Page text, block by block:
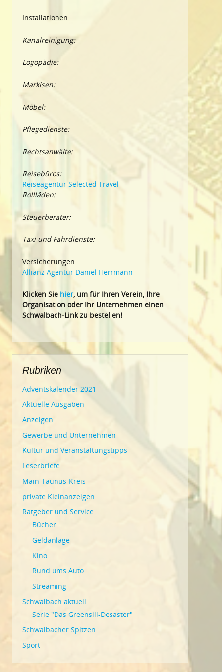
Installationen:
Kanalreinigung:
Logopädie:
Markisen:
Möbel:
Pflegedienste:
Rechtsanwälte:
Reisebüros:
Reiseagentur Selected Travel
Rollläden:
Steuerberater:
Taxi und Fahrdienste:
Versicherungen:
Allianz Agentur Daniel Herrmann
Klicken Sie hier, um für Ihren Verein, Ihre
Organisation oder Ihr Unternehmen einen
Schwalbach-Link zu bestellen!
Rubriken
Adventskalender 2021
Aktuelle Ausgaben
Anzeigen
Gewerbe und Unternehmen
Kultur und Veranstaltungstipps
Leserbriefe
Main-Taunus-Kreis
private Kleinanzeigen
Ratgeber und Service
Bücher
Geldanlage
Kino
Rund ums Auto
Streaming
Schwalbach aktuell
Serie "Das Greensill-Desaster"
Schwalbacher Spitzen
Sport